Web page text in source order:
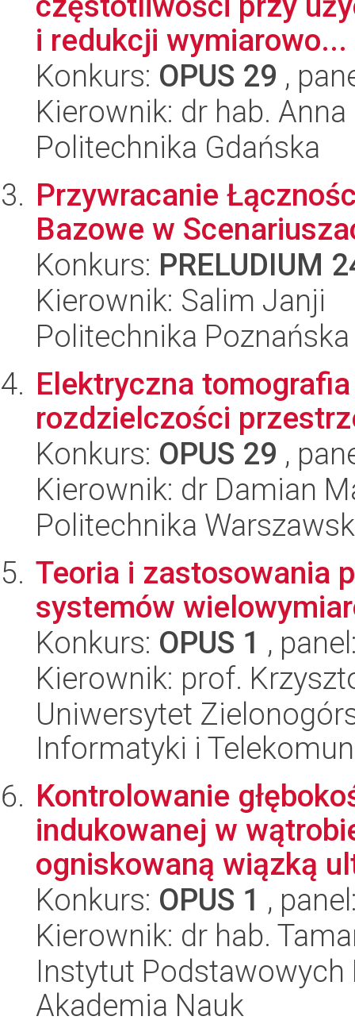
i redukcji wymiarowo...
Konkurs: OPUS 29 ,
Kierownik: dr hab.
Politechnika Gdańska
Przywracanie
Bazowe w
Konkurs: PRELUDIUM
Kierownik: Salim Janji
Politechnika Poznańska
Elektryczna
rozdzielczości
Konkurs: OPUS 29 ,
Kierownik: dr Damian
Politechnika
Teoria i zastosowania
systemów
Konkurs: OPUS 1 ,
Kierownik: prof.
Uniwersytet
Informatyki i
Kontrolowanie
indukowanej w
ogniskowaną wiązką
Konkurs: OPUS 1 ,
Kierownik: dr hab.
Instytut
Akademia Nauk